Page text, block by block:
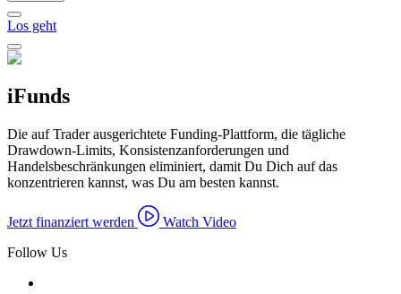
Los geht
iFunds
Die auf Trader ausgerichtete Funding-Plattform, die tägliche
Drawdown-Limits, Konsistenzanforderungen und
Handelsbeschränkungen eliminiert, damit Du Dich auf das
konzentrieren kannst, was Du am besten kannst.
Jetzt finanziert werden
Watch Video
Follow Us